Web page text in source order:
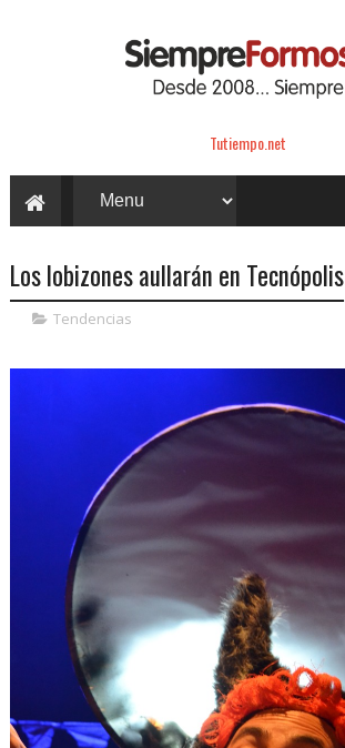
Tutiempo.net
Los lobizones aullarán en Tecnópolis
Tendencias